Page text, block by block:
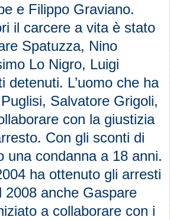
e Filippo Graviano.
il carcere a vita è stato
Spatuzza, Nino
Lo Nigro, Luigi
detenuti. L’uomo che ha
Salvatore Grigoli,
con la giustizia
Con gli sconti di
una condanna a 18 anni.
ha ottenuto gli arresti
2008 anche Gaspare
a collaborare con i